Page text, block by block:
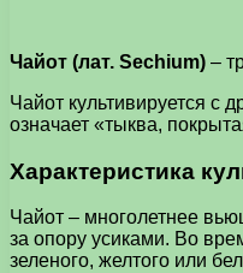
Чайот (лат. Sechium) –
Чайот культивируется с
означает «тыква,
Характеристика
Чайот – многолетнее
за опору усиками. Во
зеленого, желтого или